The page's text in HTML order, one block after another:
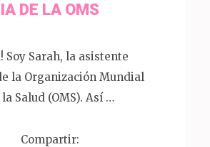
IA DE LA OMS
Soy Sarah, la asistente
la Organización Mundial
la Salud (OMS). Así …
Compartir: